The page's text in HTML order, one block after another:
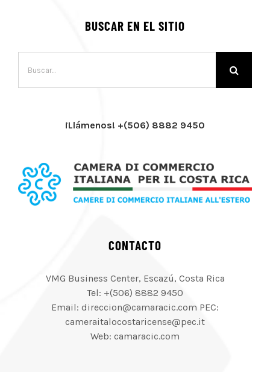
BUSCAR EN EL SITIO
¡Llámenos! +(506) 8882 9450
CONTACTO
VMG Business Center, Escazú, Costa Rica
Tel: +(506) 8882 9450
Email: direccion@camaracic.com PEC:
cameraitalocostaricense@pec.it
Web: camaracic.com